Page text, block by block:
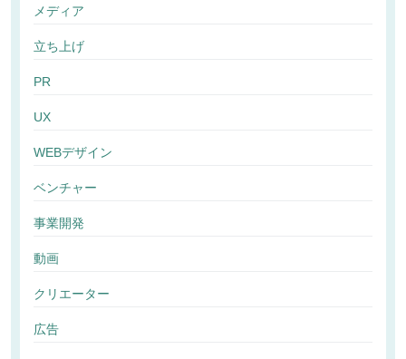
メディア
立ち上げ
PR
UX
WEBデザイン
ベンチャー
事業開発
動画
クリエーター
広告